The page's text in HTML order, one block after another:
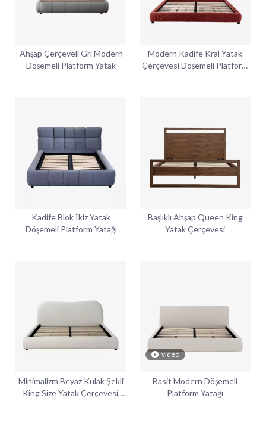
Ahşap Çerçeveli Gri Modern
Döşemeli Platform Yatak
Modern Kadife Kral Yatak
Çerçevesi Döşemeli Platform
Kadife Blok İkiz Yatak
Döşemeli Platform Yatağı
Başlıklı Ahşap Queen King
Yatak Çerçevesi
Minimalizm Beyaz Kulak Şekli
King Size Yatak Çerçevesi,
video
Basit Modern Döşemeli
Platform Yatağı